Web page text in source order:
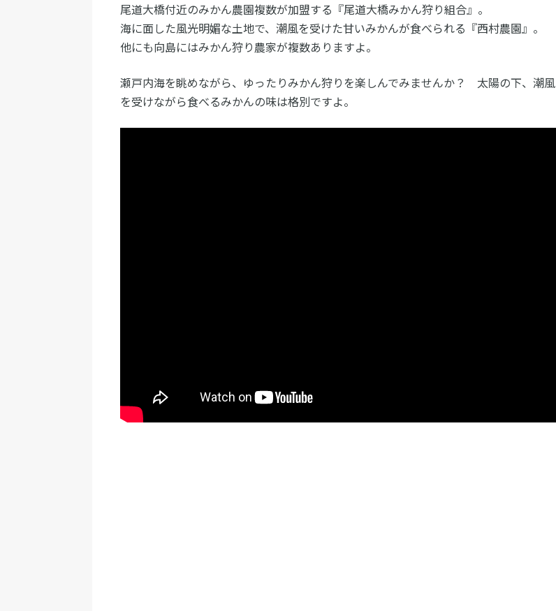
尾道大橋付近のみかん農園複数が加盟する『尾道大橋みかん狩り組合』。
海に面した風光明媚な土地で、潮風を受けた甘いみかんが食べられる『西村農園』。
他にも向島にはみかん狩り農家が複数ありますよ。
瀬戸内海を眺めながら、ゆったりみかん狩りを楽しんでみませんか？ 太陽の下、潮風
を受けながら食べるみかんの味は格別ですよ。